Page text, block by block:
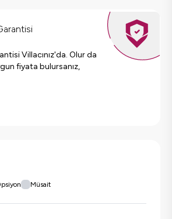
Villacınız'da. Olur da
fiyata bulursanız,
Müsait